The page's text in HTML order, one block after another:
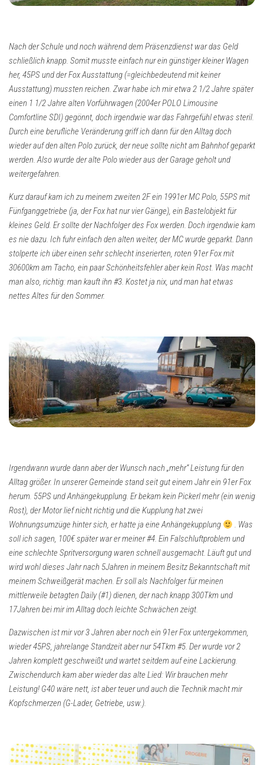
Nach der Schule und noch während dem Präsenzdienst war das Geld
schließlich knapp. Somit musste einfach nur ein günstiger kleiner Wagen
her, 45PS und der Fox Ausstattung (=gleichbedeutend mit keiner
Ausstattung) mussten reichen. Zwar habe ich mir etwa 2 1/2 Jahre später
einen 1 1/2 Jahre alten Vorführwagen (2004er POLO Limousine
Comfortline SDI) gegönnt, doch irgendwie war das Fahrgefühl etwas steril.
Durch eine berufliche Veränderung griff ich dann für den Alltag doch
wieder auf den alten Polo zurück, der neue sollte nicht am Bahnhof geparkt
werden. Also wurde der alte Polo wieder aus der Garage geholt und
weitergefahren.
Kurz darauf kam ich zu meinem zweiten 2F ein 1991er MC Polo, 55PS mit
Fünfganggetriebe (ja, der Fox hat nur vier Gänge), ein Bastelobjekt für
kleines Geld. Er sollte der Nachfolger des Fox werden. Doch irgendwie kam
es nie dazu. Ich fuhr einfach den alten weiter, der MC wurde geparkt. Dann
stolperte ich über einen sehr schlecht inserierten, roten 91er Fox mit
30600km am Tacho, ein paar Schönheitsfehler aber kein Rost. Was macht
man also, richtig: man kauft ihn #3. Kostet ja nix, und man hat etwas
nettes Altes für den Sommer.
Irgendwann wurde dann aber der Wunsch nach „mehr“ Leistung für den
Alltag größer. In unserer Gemeinde stand seit gut einem Jahr ein 91er Fox
herum. 55PS und Anhängekupplung. Er bekam kein Pickerl mehr (ein wenig
Rost), der Motor lief nicht richtig und die Kupplung hat zwei
Wohnungsumzüge hinter sich, er hatte ja eine Anhängekupplung
. Was
soll ich sagen, 100€ später war er meiner #4. Ein Falschluftproblem und
eine schlechte Spritversorgung waren schnell ausgemacht. Läuft gut und
wird wohl dieses Jahr nach 5Jahren in meinem Besitz Bekanntschaft mit
meinem Schweißgerät machen. Er soll als Nachfolger für meinen
mittlerweile betagten Daily (#1) dienen, der nach knapp 300Tkm und
17Jahren bei mir im Alltag doch leichte Schwächen zeigt.
Dazwischen ist mir vor 3 Jahren aber noch ein 91er Fox untergekommen,
wieder 45PS, jahrelange Standzeit aber nur 54Tkm #5. Der wurde vor 2
Jahren komplett geschweißt und wartet seitdem auf eine Lackierung.
Zwischendurch kam aber wieder das alte Lied: Wir brauchen mehr
Leistung! G40 wäre nett, ist aber teuer und auch die Technik macht mir
Kopfschmerzen (G-Lader, Getriebe, usw.).